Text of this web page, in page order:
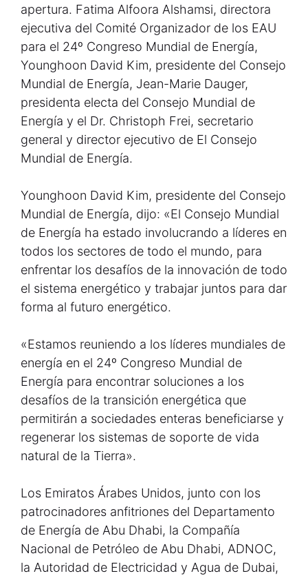
apertura. Fatima Alfoora Alshamsi, directora
ejecutiva del Comité Organizador de los EAU
para el 24º Congreso Mundial de Energía,
Younghoon David Kim, presidente del Consejo
Mundial de Energía, Jean-Marie Dauger,
presidenta electa del Consejo Mundial de
Energía y el Dr. Christoph Frei, secretario
general y director ejecutivo de El Consejo
Mundial de Energía.
Younghoon David Kim, presidente del Consejo
Mundial de Energía, dijo: «El Consejo Mundial
de Energía ha estado involucrando a líderes en
todos los sectores de todo el mundo, para
enfrentar los desafíos de la innovación de todo
el sistema energético y trabajar juntos para dar
forma al futuro energético.
«Estamos reuniendo a los líderes mundiales de
energía en el 24º Congreso Mundial de
Energía para encontrar soluciones a los
desafíos de la transición energética que
permitirán a sociedades enteras beneficiarse y
regenerar los sistemas de soporte de vida
natural de la Tierra».
Los Emiratos Árabes Unidos, junto con los
patrocinadores anfitriones del Departamento
de Energía de Abu Dhabi, la Compañía
Nacional de Petróleo de Abu Dhabi, ADNOC,
la Autoridad de Electricidad y Agua de Dubai,